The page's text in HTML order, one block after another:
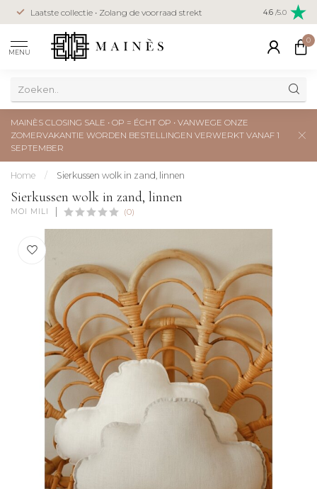
Laatste collectie • Zolang de voorraad strekt Veilig
creditcard
4.6 /5.0
MENU
0
MAINÈS CLOSING SALE • OP = ÉCHT OP • VANWEGE ONZE
ZOMERVAKANTIE WORDEN BESTELLINGEN VERWERKT VANAF 1
SEPTEMBER
Home / Sierkussen wolk in zand, linnen
Sierkussen wolk in zand, linnen
MOI MILI (0)